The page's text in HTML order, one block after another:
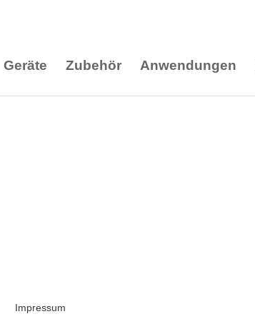
Geräte Zubehör Anwendungen
Impressum